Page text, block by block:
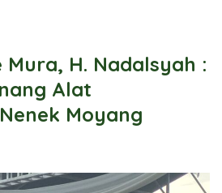
Mura, H. Nadalsyah :
Alat
Moyang